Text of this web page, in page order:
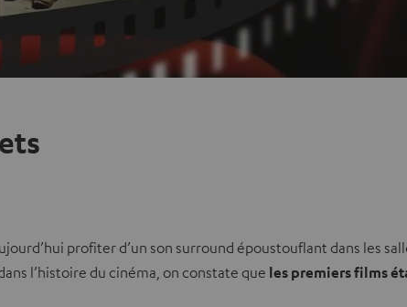
profiter d’un son surround époustouflant dans les
l’histoire du cinéma, on constate que les premiers films